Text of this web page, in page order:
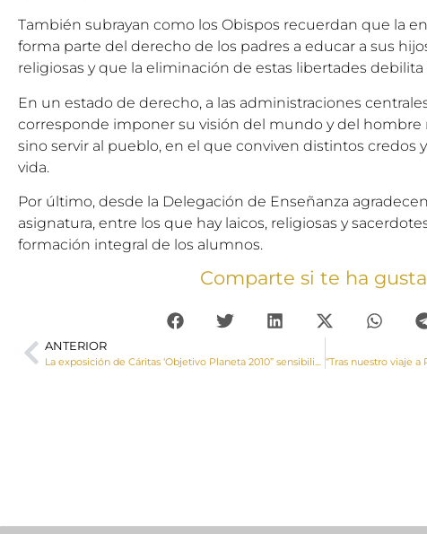
También subrayan como los Obispos recuerdan que la
forma parte del derecho de los padres a educar a sus
religiosas y que la eliminación de estas libertades
En un estado de derecho, a las administraciones
corresponde imponer su visión del mundo y del
sino servir al pueblo, en el que conviven distintos credos
vida.
Por último, desde la Delegación de Enseñanza
asignatura, entre los que hay laicos, religiosas y
formación integral de los alumnos.
Comparte si te ha
ANTERIOR